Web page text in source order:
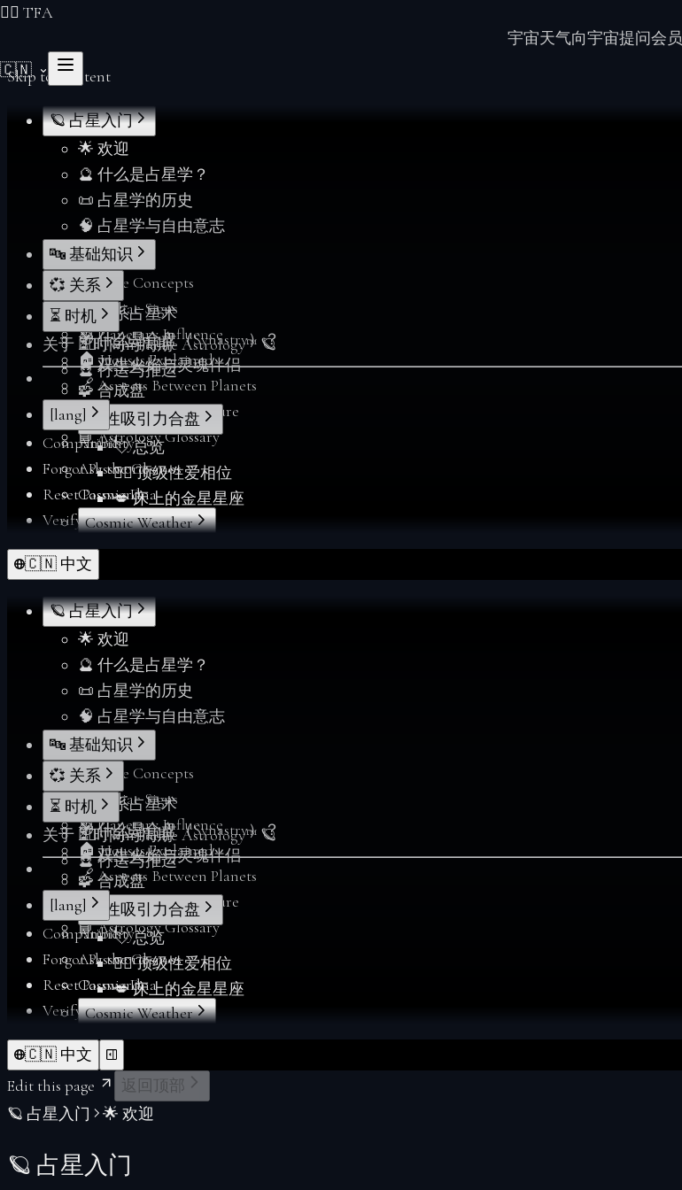
Skip to Content
❤️‍🔥 TFA
宇宙天气向宇宙提问会员
🇨🇳
🪐 占星入门
🌟 欢迎
🔮 什么是占星学？
📜 占星学的历史
🧠 占星学与自由意志
🔤 基础知识
📖 Core Concepts
♈ Zodiac Signs
🪐 Planetary Influence
🏠 Houses Explained
🔗 Aspects Between Planets
🧬 Birth Chart Signature
📘 Astrology Glossary
💞 关系
💞 关系占星术
🧭 什么是合盘（Synastry）？
🔥 双生火焰与灵魂伴侣
🧩 合成盘
💋 性吸引力合盘
💘 总览
❤️‍🔥 顶级性爱相位
💋 床上的金星星座
⏳ 时机
⏳ 时间与周期
🔮 行运与推运
关于 ❤️‍🔥 Twin Flame Astrology™ 🪐
[lang]
Annie
Ask the Cosmos
Cosmic Dna
Cosmic Weather
Index
Personalize
Forgot Password
From Deltawalker
Membership
My Charts
Reports
Reset Password
Sacred Readings
Verify
Your Space
Index
Account
Soul Profiles
Compatibility
Forgot Password
Reset Password
Verify
🇨🇳 中文
🪐 占星入门
🌟 欢迎
🔮 什么是占星学？
📜 占星学的历史
🧠 占星学与自由意志
🔤 基础知识
📖 Core Concepts
♈ Zodiac Signs
🪐 Planetary Influence
🏠 Houses Explained
🔗 Aspects Between Planets
🧬 Birth Chart Signature
📘 Astrology Glossary
💞 关系
💞 关系占星术
🧭 什么是合盘（Synastry）？
🔥 双生火焰与灵魂伴侣
🧩 合成盘
💋 性吸引力合盘
💘 总览
❤️‍🔥 顶级性爱相位
💋 床上的金星星座
⏳ 时机
⏳ 时间与周期
🔮 行运与推运
关于 ❤️‍🔥 Twin Flame Astrology™ 🪐
[lang]
Annie
Ask the Cosmos
Cosmic Dna
Cosmic Weather
Index
Personalize
Forgot Password
From Deltawalker
Membership
My Charts
Reset Password
Compatibility
Forgot Password
Reset Password
Verify
🇨🇳 中文
Edit this page
返回顶部
🪐 占星入门
🌟 欢迎
🪐 占星入门